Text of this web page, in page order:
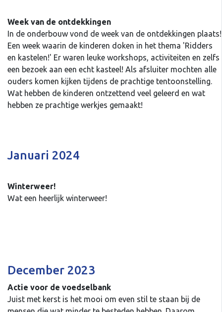
Week van de ontdekkingen
In de onderbouw vond de week van de ontdekkingen plaats!
Een week waarin de kinderen doken in het thema 'Ridders
en kastelen!' Er waren leuke workshops, activiteiten en zelfs
een bezoek aan een echt kasteel! Als afsluiter mochten alle
ouders komen kijken tijdens de prachtige tentoonstelling.
Wat hebben de kinderen ontzettend veel geleerd en wat
hebben ze prachtige werkjes gemaakt!
Januari 2024
Winterweer!
Wat een heerlijk winterweer!
December 2023
Actie voor de voedselbank
Juist met kerst is het mooi om even stil te staan bij de